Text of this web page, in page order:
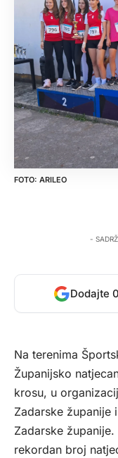
ARILEO
-
Dodajte
Na terenima
Županijsko
krosu, u
Zadarske županije
Zadarske
rekordan broj